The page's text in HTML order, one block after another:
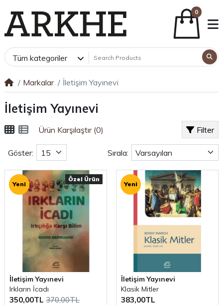
0
Tüm kategoriler
Markalar İletişim Yayınevi
İletişim Yayınevi
Filter
Ürün Karşılaştır (0)
Göster: Sırala:
Özel Ürün
Yeni
İletişim Yayınevi
Irkların İcadı
350,00TL 370,00TL
Yeni
İletişim Yayınevi
Klasik Mitler
383,00TL